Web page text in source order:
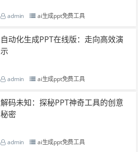
admin ai生成ppt免费工具
自动化生成PPT在线版：走向高效演
示
admin ai生成ppt免费工具
解码未知：探秘PPT神奇工具的创意
秘密
admin ai生成ppt免费工具